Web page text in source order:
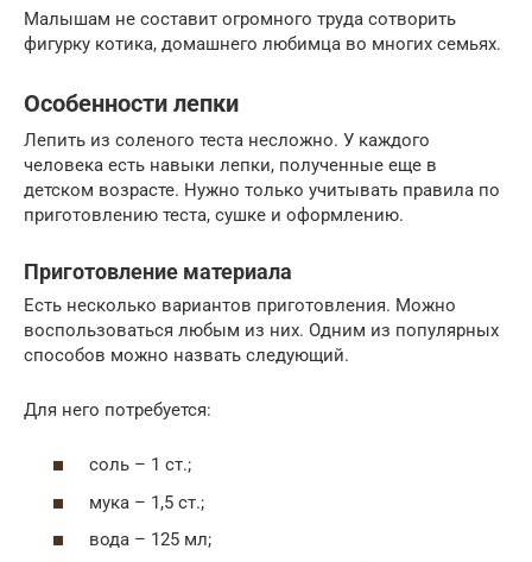
Малышам не составит огромного труда сотворить
фигурку котика, домашнего любимца во многих семьях.
Особенности лепки
Лепить из соленого теста несложно. У каждого
человека есть навыки лепки, полученные еще в
детском возрасте. Нужно только учитывать правила по
приготовлению теста, сушке и оформлению.
Приготовление материала
Есть несколько вариантов приготовления. Можно
воспользоваться любым из них. Одним из популярных
способов можно назвать следующий.
Для него потребуется:
соль – 1 ст.;
мука – 1,5 ст.;
вода – 125 мл;